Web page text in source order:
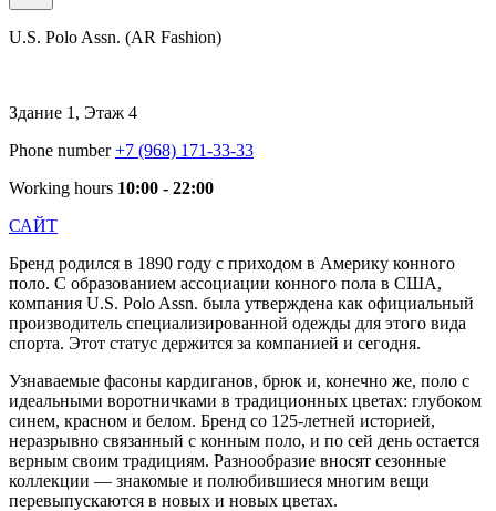
U.S. Polo Assn. (AR Fashion)
Здание 1, Этаж 4
Phone number+7 (968) 171-33-33
Working hours 10:00 - 22:00
САЙТ
Бренд родился в 1890 году с приходом в Америку конного
поло. С образованием ассоциации конного пола в США,
компания U.S. Polo Assn. была утверждена как официальный
производитель специализированной одежды для этого вида
спорта. Этот статус держится за компанией и сегодня.
Узнаваемые фасоны кардиганов, брюк и, конечно же, поло с
идеальными воротничками в традиционных цветах: глубоком
синем, красном и белом. Бренд со 125-летней историей,
неразрывно связанный с конным поло, и по сей день остается
верным своим традициям. Разнообразие вносят сезонные
коллекции — знакомые и полюбившиеся многим вещи
перевыпускаются в новых и новых цветах.